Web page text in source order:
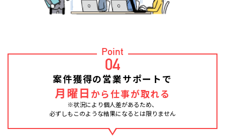
Point
04
案件獲得の営業サポートで
月曜日 から仕事が取れる
※状況により個人差があるため、
必ずしもこのような結果になるとは限りません